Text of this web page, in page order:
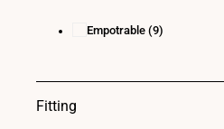
Empotrable (9)
Fitting